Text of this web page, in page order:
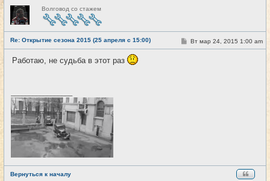
Н
е
в
с
е
т
и
Волговод со стажем
Re: Открытие сезона 2015 (25 апреля с 15:00) #6
С
о
Вт мар 24, 2015 1:00 am
Работаю, не судьба в этот раз
Вернуться к началу